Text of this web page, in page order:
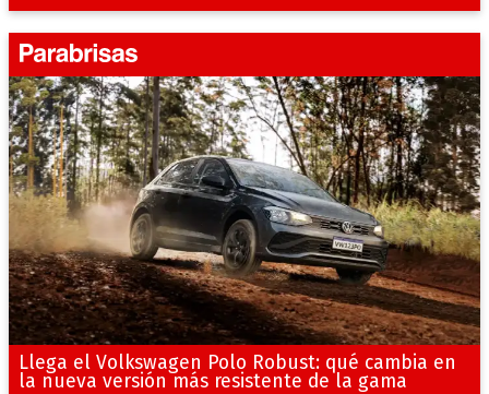
Llega el Volkswagen Polo Robust: qué cambia en
la nueva versión más resistente de la gama